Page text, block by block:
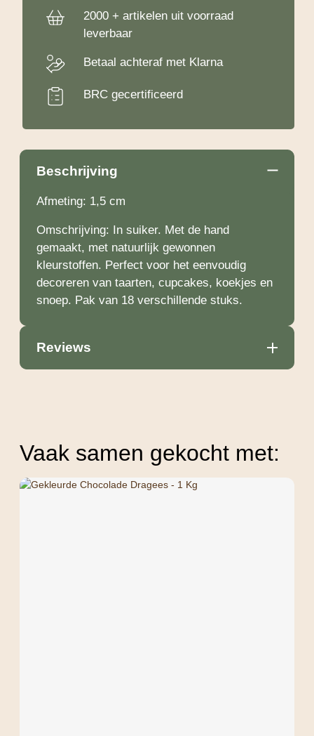
2000 + artikelen uit voorraad
leverbaar
Betaal achteraf met Klarna
BRC gecertificeerd
Beschrijving
Afmeting: 1,5 cm
Omschrijving: In suiker. Met de hand
gemaakt, met natuurlijk gewonnen
kleurstoffen. Perfect voor het eenvoudig
decoreren van taarten, cupcakes, koekjes en
snoep. Pak van 18 verschillende stuks.
Reviews
Vaak samen gekocht met: